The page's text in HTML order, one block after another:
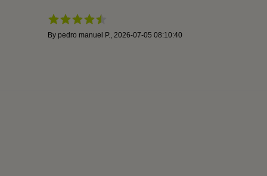
By pedro manuel P., 2026-07-05 08:10:40